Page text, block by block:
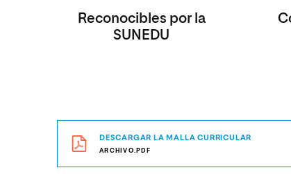
Reconocibles por la
SUNEDU
DESCARGAR LA MALLA CURRICULAR
ARCHIVO.PDF